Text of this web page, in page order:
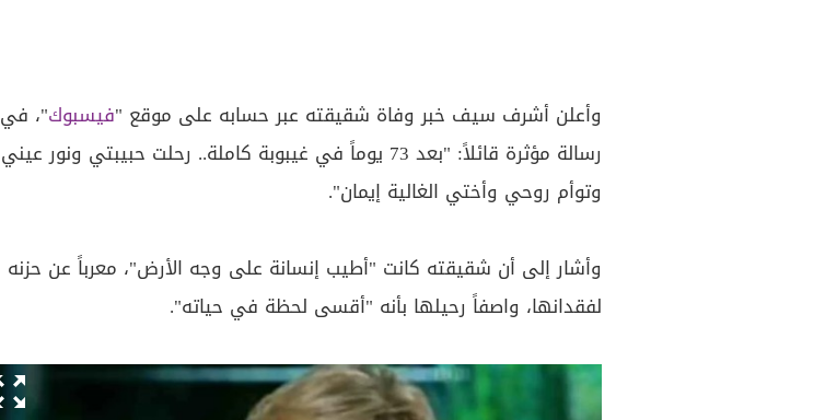
وأعلن أشرف سيف خبر وفاة شقيقته عبر حسابه على موقع "فيسبوك"، في
رسالة مؤثرة قائلاً: "بعد 73 يوماً في غيبوبة كاملة.. رحلت حبيبتي ونور عيني
وتوأم روحي وأختي الغالية إيمان".
وأشار إلى أن شقيقته كانت "أطيب إنسانة على وجه الأرض"، معرباً عن حزنه
لفقدانها، واصفاً رحيلها بأنه "أقسى لحظة في حياته".